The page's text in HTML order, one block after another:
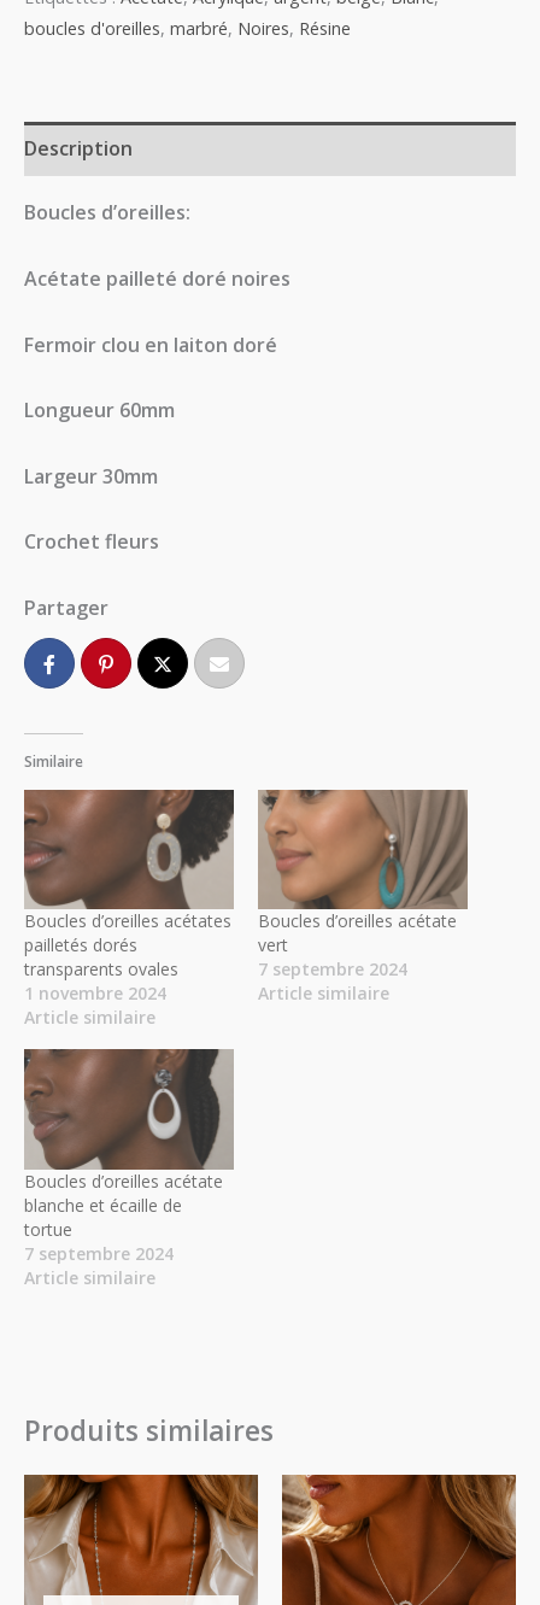
boucles d'oreilles, marbré, Noires, Résine
Description
Boucles d’oreilles:
Acétate pailleté doré noires
Fermoir clou en laiton doré
Longueur 60mm
Largeur 30mm
Crochet fleurs
Partager
Similaire
Boucles d’oreilles acétates
pailletés dorés
transparents ovales
1 novembre 2024
Article similaire
Boucles d’oreilles acétate
vert
7 septembre 2024
Article similaire
Boucles d’oreilles acétate
blanche et écaille de
tortue
7 septembre 2024
Article similaire
Produits similaires
Plage
de
prix :
18.00€
40.00€
Plage
de
prix :
13.50€
30.00€